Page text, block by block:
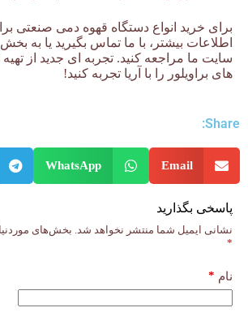
برای خرید انواع دستگاه قهوه دمی صنعتی
اطلاعات بیشتر، با ما تماس بگیرید یا به
سایت ما مراجعه کنید. تجربه ای جدید از تهیه
های براویلور را با آریا تجربه کنید!
Share:
Email
WhatsApp
پاسخی بگذارید
نشانی ایمیل شما منتشر نخواهد شد. بخش‌های
*
نام *